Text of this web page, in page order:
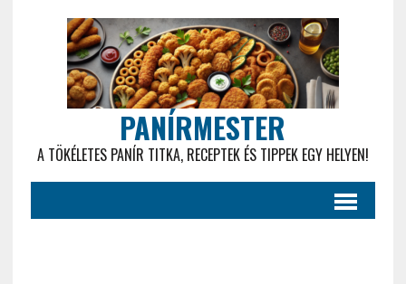
PANÍRMESTER
A TÖKÉLETES PANÍR TITKA, RECEPTEK ÉS TIPPEK EGY HELYEN!